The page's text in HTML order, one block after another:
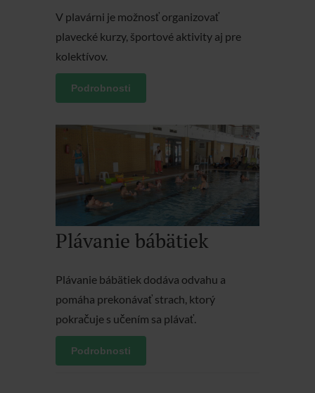
V plavárni je možnosť organizovať
plavecké kurzy, športové aktivity aj pre
kolektívov.
Podrobnosti
Plávanie bábätiek
Plávanie bábätiek dodáva odvahu a
pomáha prekonávať strach, ktorý
pokračuje s učením sa plávať.
Podrobnosti